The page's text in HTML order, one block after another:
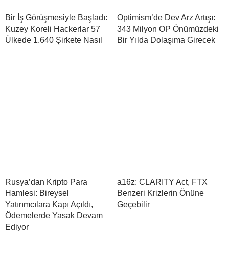
Bir İş Görüşmesiyle Başladı:
Kuzey Koreli Hackerlar 57
Ülkede 1.640 Şirkete Nasıl
Optimism’de Dev Arz Artışı:
343 Milyon OP Önümüzdeki
Bir Yılda Dolaşıma Girecek
Rusya’dan Kripto Para
Hamlesi: Bireysel
Yatırımcılara Kapı Açıldı,
Ödemelerde Yasak Devam
Ediyor
a16z: CLARITY Act, FTX
Benzeri Krizlerin Önüne
Geçebilir